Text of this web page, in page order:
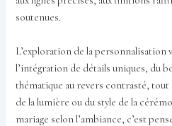
soutenues.
L’exploration de la
l’intégration de détails uniques, du
thématique au revers contrasté,
de la lumière ou du style de la
mariage selon l’ambiance, c’est